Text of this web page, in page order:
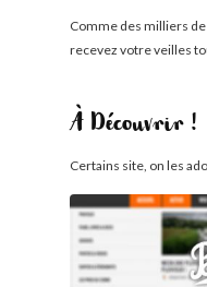
Comme des milliers
recevez votre veilles
À Découvrir !
Certains site, on les